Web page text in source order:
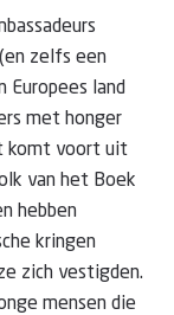
zelfs een
Europees land
met honger
komt voort uit
van het Boek
hebben
kringen
zich vestigden.
mensen die